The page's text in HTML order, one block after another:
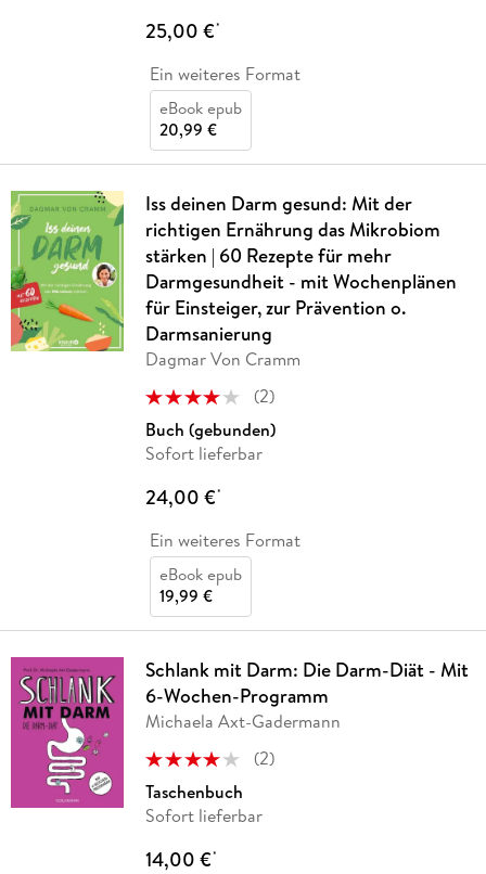
25,00 €*
Ein weiteres Format
eBook epub
20,99 €
Iss deinen Darm gesund: Mit der
richtigen Ernährung das Mikrobiom
stärken | 60 Rezepte für mehr
Darmgesundheit - mit Wochenplänen
für Einsteiger, zur Prävention o.
Darmsanierung
Dagmar Von Cramm
(2)
Buch (gebunden)
Sofort lieferbar
24,00 €*
Ein weiteres Format
eBook epub
19,99 €
Schlank mit Darm: Die Darm-Diät - Mit
6-Wochen-Programm
Michaela Axt-Gadermann
(2)
Taschenbuch
Sofort lieferbar
14,00 €*